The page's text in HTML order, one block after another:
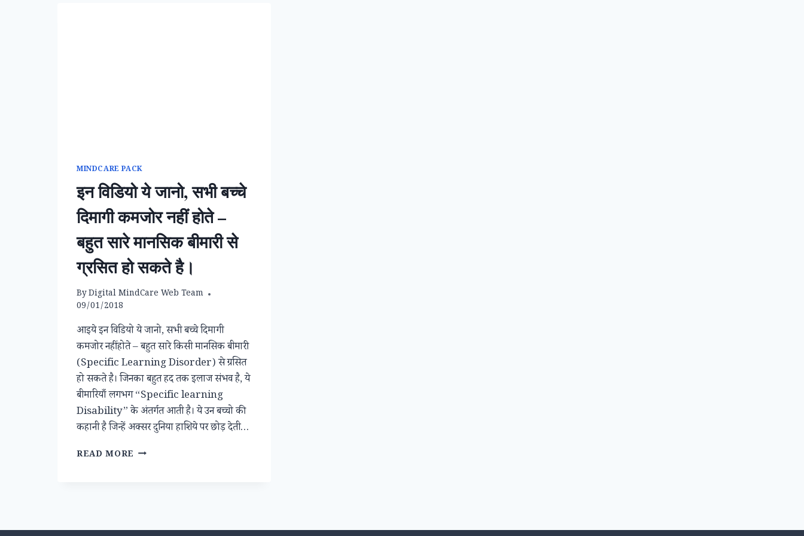
MINDCARE PACK
इन विडियो ये जानो, सभी बच्चे
दिमागी कमजोर नहीं होते –
बहुत सारे मानसिक बीमारी से
ग्रसित हो सकते है।
ByDigital MindCare Web Team
09/01/2018
आइये इन विडियो ये जानो, सभी बच्चे दिमागी
कमजोर नहीं होते – बहुत सारे किसी मानसिक बीमारी
(Specific Learning Disorder) से ग्रसित
हो सकते है। जिनका बहुत हद तक इलाज संभव है, ये
बीमारियाँ लगभग “Specific learning
Disability” के अंतर्गत आती है। ये उन बच्चो की
कहानी है जिन्हें अक्सर दुनिया हाशिये पर छोड़ देती…
READ MORE इन
दिमागी